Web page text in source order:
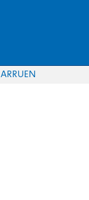
EN
RU
AR